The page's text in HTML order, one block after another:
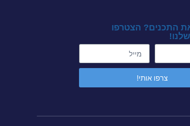
התכנים? הצטרפו
צרפו אותי!